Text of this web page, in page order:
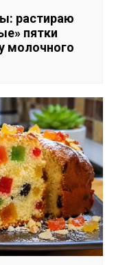
растираю
пятки
молочного